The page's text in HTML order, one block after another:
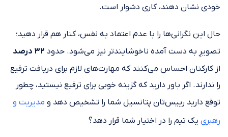
خودی نشان دهند، کاری دشوار است.
حال این نگرانی‌ها را با عدم اعتماد به نفس، کنار هم قرار دهید؛
تصویرِ به دست آمده ناخوشایندتر نیز می‌شود. حدود ۳۲ درصد
از کارکنان احساس می‌کنند که مهارت‌های لازم برای دریافت ترفیع
را ندارند. اگر باور دارید که گزینه خوبی برای ترفیع نیستید، چطور
توقع دارید رییس‌تان پتانسیل شما را تشخیص دهد و مدیریت و
رهبری یک تیم را در اختیار شما قرار دهد؟